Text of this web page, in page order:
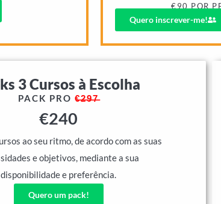
€90 POR
Quero inscrever-me!
3 Cursos à Escolha
PACK PRO €̶2̶9̶7̶
€240
ao seu ritmo, de acordo com as suas
e objetivos, mediante a sua
disponibilidade e preferência.
Quero um pack!